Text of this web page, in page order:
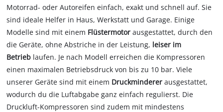
Motorrad- oder Autoreifen einfach, exakt und schnell auf. Sie
sind ideale Helfer in Haus, Werkstatt und Garage. Einige
Modelle sind mit einem Flüstermotorausgestattet, durch den
die Geräte, ohne Abstriche in der Leistung, leiser im
Betrieb laufen. Je nach Modell erreichen die Kompressoren
einen maximalen Betriebsdruck von bis zu 10 bar. Viele
unserer Geräte sind mit einem Druckmindererausgestattet,
wodurch du die Luftabgabe ganz einfach regulierst. Die
Druckluft-Kompressoren sind zudem mit mindestens